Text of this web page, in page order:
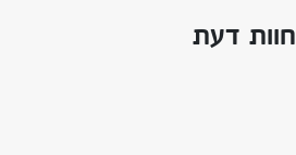
חוות דעת